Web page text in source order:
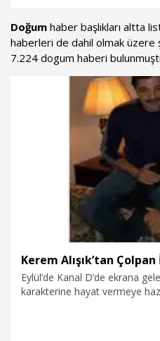
Doğum haber başlıkları altta
haberleri de dahil olmak üzere
7.224 dogum haberi
Kerem Alışık’tan
Eylül’de Kanal D’de ekrana
karakterine hayat vermeye